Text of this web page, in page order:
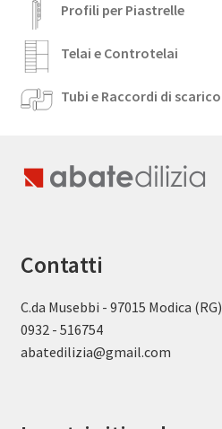
Profili per Piastrelle
Telai e Controtelai
Tubi e Raccordi di scarico
Contatti
C.da Musebbi - 97015 Modica (RG)
0932 - 516754
abatedilizia@gmail.com